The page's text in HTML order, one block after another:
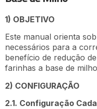
1) OBJETIVO
Este manual orienta
necessários para a
benefício de redução
farinhas a base de
2) CONFIGURAÇÃO
2.1. Configuração